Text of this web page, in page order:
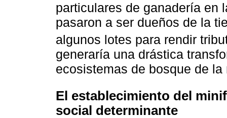
particulares de ganadería en
pasaron a ser dueños de la
algunos lotes para rendir
generaría una drástica
ecosistemas de bosque de la
El establecimiento del
social determinante